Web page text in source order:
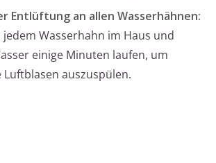
Entlüftung an allen Wasserhähnen:
jedem Wasserhahn im Haus und
einige Minuten laufen, um
auszuspülen.